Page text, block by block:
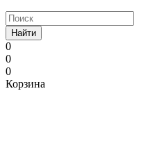
Найти
0
0
0
Корзина